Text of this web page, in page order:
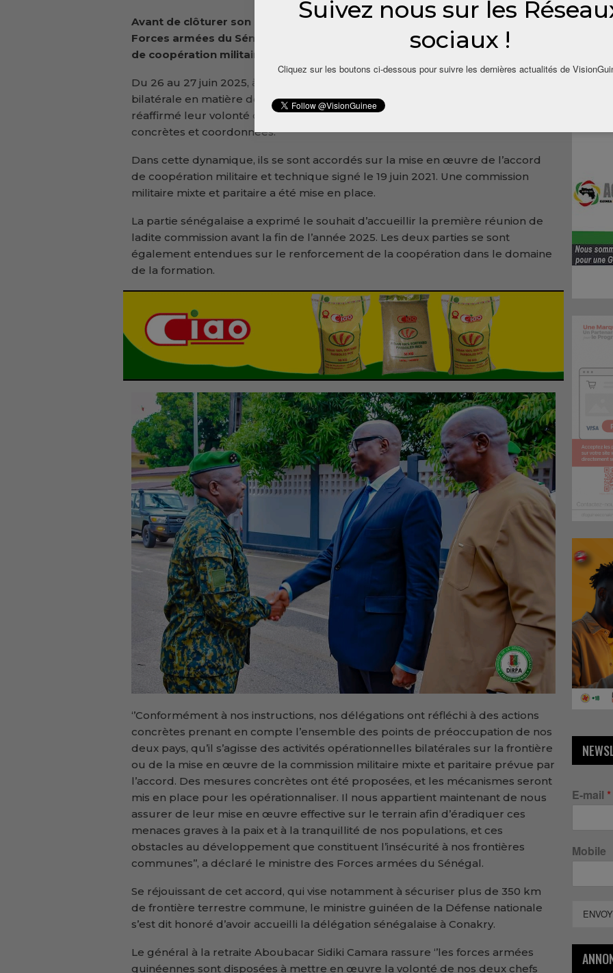
Avant de clôturer son séjour ce vendredi 27 juin à Conakry, le ministre des
Forces armées du Sénégal et sa délégation ont paraphé plusieurs accords
de coopération militaire et sécuritaire avec les autorités guinéennes.
Du 26 au 27 juin 2025, à l’issue des séances de travail sur la coopération
bilatérale en matière de défense et de sécurité, la Guinée et le Sénégal ont
réaffirmé leur volonté de consolider leurs relations à travers des actions
concrètes et coordonnées.
Dans cette dynamique, ils se sont accordés sur la mise en œuvre de l’accord
de coopération militaire et technique signé le 19 juin 2021. Une commission
militaire mixte et paritaire a été mise en place.
La partie sénégalaise a exprimé le souhait d’accueillir la première réunion de
ladite commission avant la fin de l’année 2025. Les deux parties se sont
également entendues sur le renforcement de la coopération dans le domaine
de la formation.
‘’Conformément à nos instructions, nos délégations ont réfléchi à des actions
concrètes prenant en compte l’ensemble des points de préoccupation de nos
deux pays, qu’il s’agisse des activités opérationnelles bilatérales sur la frontière
ou de la mise en œuvre de la commission militaire mixte et paritaire prévue par
l’accord. Des mesures concrètes ont été proposées, et les mécanismes seront
mis en place pour les opérationnaliser. Il nous appartient maintenant de nous
assurer de leur mise en œuvre effective sur le terrain afin d’éradiquer ces
menaces graves à la paix et à la tranquillité de nos populations, et ces
obstacles au développement que constituent l’insécurité à nos frontières
communes’’, a déclaré le ministre des Forces armées du Sénégal.
Se réjouissant de cet accord, qui vise notamment à sécuriser plus de 350 km
de frontière terrestre commune, le ministre guinéen de la Défense nationale
s’est dit honoré d’avoir accueilli la délégation sénégalaise à Conakry.
Le général à la retraite Aboubacar Sidiki Camara rassure ‘’les forces armées
guinéennes sont disposées à mettre en œuvre la volonté de nos deux chefs
E-mail *
Mobile
Suivez nous sur les
sociaux !
Cliquez sur les boutons ci-dessous pour suivre les dernières actualités de